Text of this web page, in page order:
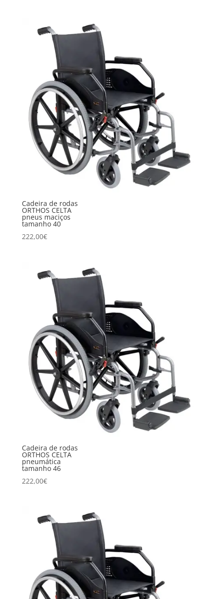
Cadeira de rodas
ORTHOS CELTA
pneus maciços
tamanho 40
222,00€
Cadeira de rodas
ORTHOS CELTA
pneumática
tamanho 46
222,00€